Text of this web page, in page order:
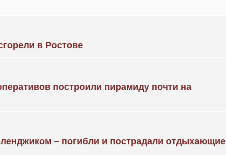
в Ростове
построили пирамиду почти на
– погибли и пострадали отдыхающие